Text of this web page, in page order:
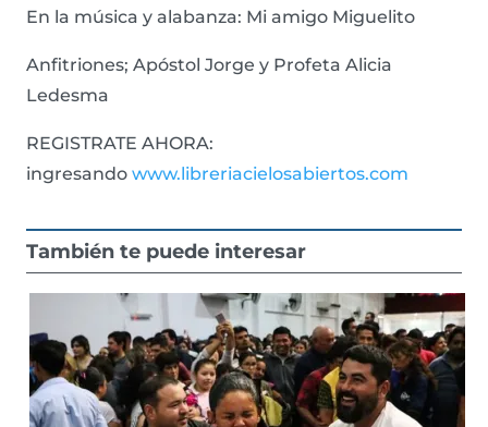
En la música y alabanza: Mi amigo Miguelito
Anfitriones; Apóstol Jorge y Profeta Alicia
Ledesma
REGISTRATE AHORA:
ingresando www.libreriacielosabiertos.com
También te puede interesar